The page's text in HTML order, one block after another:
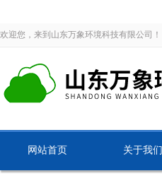
欢迎您，来到山东万象环境科技有限公司！
网站首页 关于我们